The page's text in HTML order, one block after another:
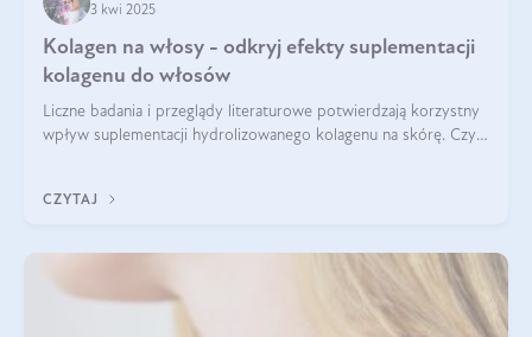
3 kwi 2025
Kolagen na włosy - odkryj efekty suplementacji
kolagenu do włosów
Liczne badania i przeglądy literaturowe potwierdzają korzystny
wpływ suplementacji hydrolizowanego kolagenu na skórę. Czy
CZYTAJ